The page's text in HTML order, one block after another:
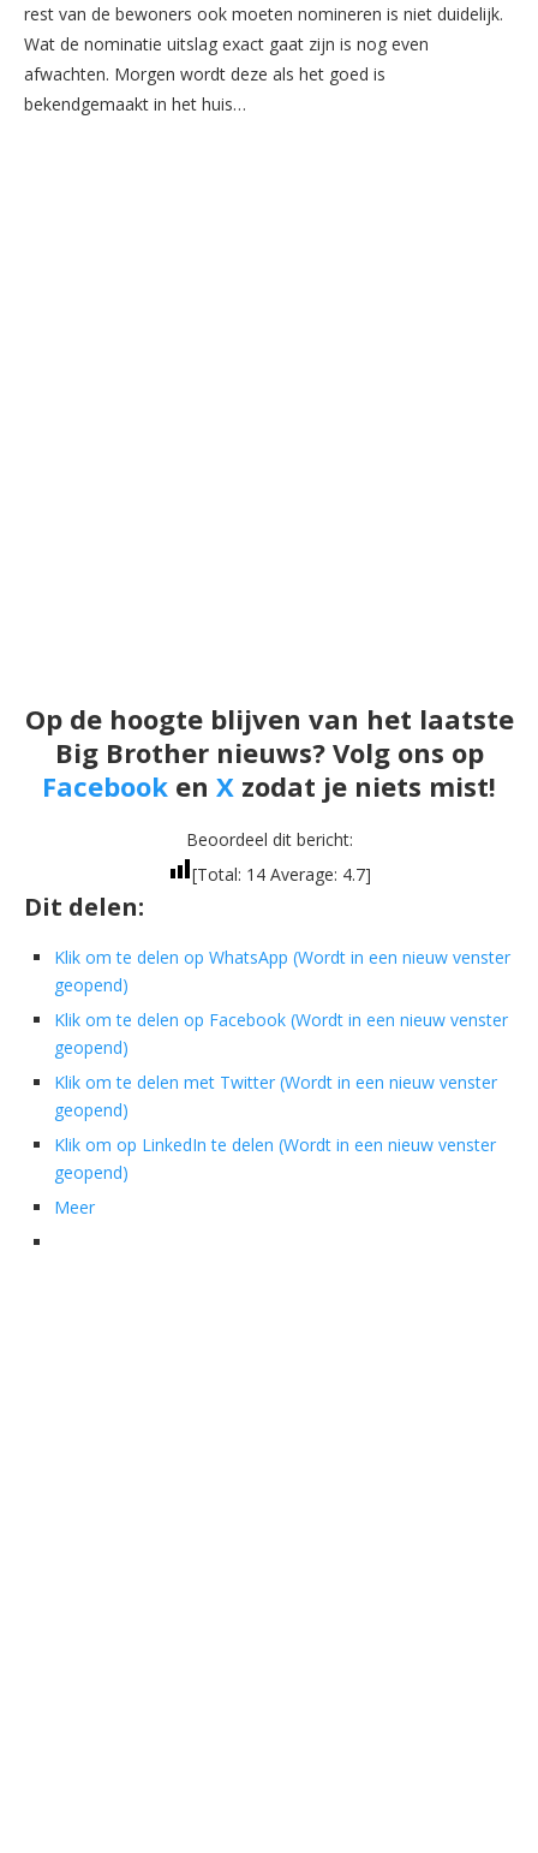
rest van de bewoners ook moeten nomineren is niet duidelijk.
Wat de nominatie uitslag exact gaat zijn is nog even
afwachten. Morgen wordt deze als het goed is
bekendgemaakt in het huis…
Op de hoogte blijven van het laatste
Big Brother nieuws? Volg ons op
Facebook en X zodat je niets mist!
Beoordeel dit bericht:
[Total: 14Average: 4.7]
Dit delen:
Klik om te delen op WhatsApp (Wordt in een nieuw venster
geopend)
Klik om te delen op Facebook (Wordt in een nieuw venster
geopend)
Klik om te delen met Twitter (Wordt in een nieuw venster
geopend)
Klik om op LinkedIn te delen (Wordt in een nieuw venster
geopend)
Meer